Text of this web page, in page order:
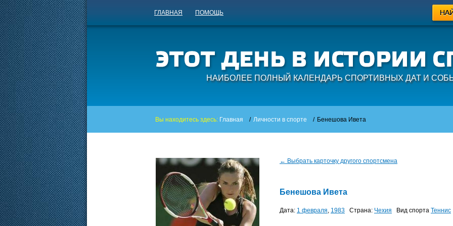
ГЛАВНАЯ ПОМОЩЬ
НАИБОЛЕЕ ПОЛНЫЙ КАЛЕНДАРЬ СПОРТИВНЫХ ДАТ И
Вы находитесь здесь: Главная / Личности в спорте / Бенешова Ивета
← Выбрать карточку другого спортсмена
Бенешова Ивета
Дата: 1 февраля, 1983 Страна: Чехия Вид спорта Теннис